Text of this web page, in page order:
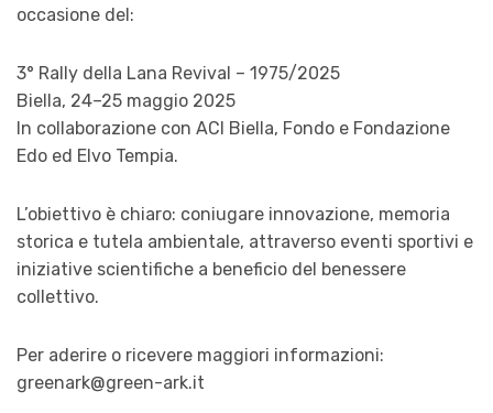
occasione del:
3° Rally della Lana Revival – 1975/2025
Biella, 24–25 maggio 2025
In collaborazione con ACI Biella, Fondo e Fondazione
Edo ed Elvo Tempia.
L’obiettivo è chiaro: coniugare innovazione, memoria
storica e tutela ambientale, attraverso eventi sportivi e
iniziative scientifiche a beneficio del benessere
collettivo.
Per aderire o ricevere maggiori informazioni:
greenark@green-ark.it